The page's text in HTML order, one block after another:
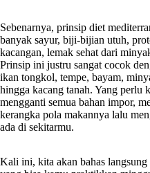
Sebenarnya, prinsip diet
banyak sayur, biji-bijian utuh,
kacangan, lemak sehat dari
Prinsip ini justru sangat cocok
ikan tongkol, tempe, bayam,
hingga kacang tanah. Yang perlu
mengganti semua bahan impor,
kerangka pola makannya lalu
ada di sekitarmu.
Kali ini, kita akan bahas langsung